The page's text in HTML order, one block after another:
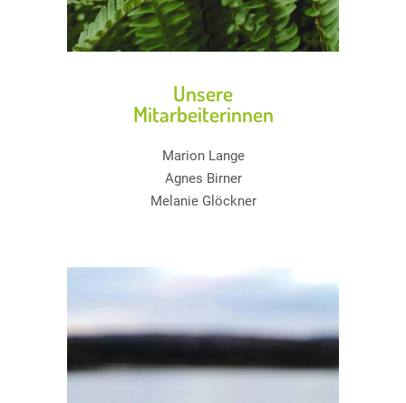
Unsere
Mitarbeiterinnen
Marion Lange
Agnes Birner
Melanie Glöckner